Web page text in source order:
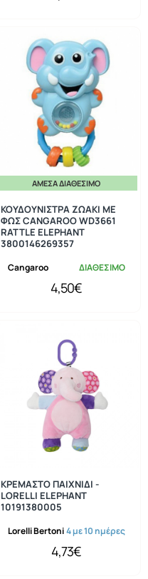
ΆΜΕΣΑ ΔΙΑΘΈΣΙΜΟ
Cangaroo ΔΙΑΘΕΣΙΜΟ
ΚΟΥΔΟΥΝΙΣΤΡΑ ΖΩΑΚΙ ΜΕ
ΦΩΣ CANGAROO WD3661
RATTLE ELEPHANT
3800146269357
4,50€
Lorelli Bertoni4 με 10 ημέρες
ΚΡΕΜΑΣΤΟ ΠΑΙΧΝΙΔΙ -
LORELLI ELEPHANT
10191380005
4,73€